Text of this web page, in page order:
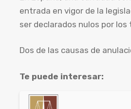
entrada en vigor de la
ser declarados nulos por los
Dos de las causas de
Te puede interesar: